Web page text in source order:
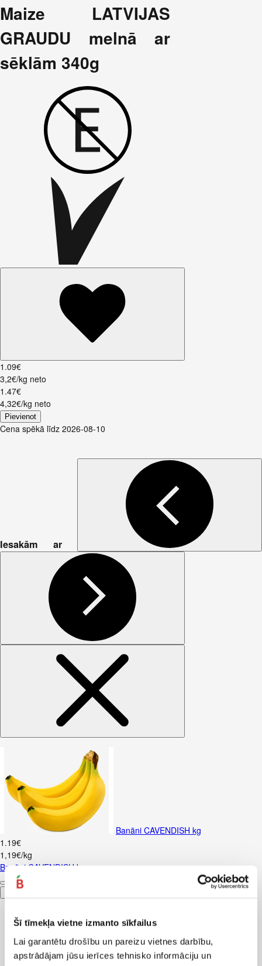
Šī tīmekļa vietne izmanto sīkfailus
Lai garantētu drošību un pareizu vietnes darbību,
apstrādājam jūsu ierīces tehnisko informāciju un
Maize LATVIJAS
GRAUDU melnā ar
sēklām 340g
1 .09€
3,2€/kg neto
1 .47€
4,32€/kg neto
Pievienot
Cena spēkā līdz 2026-08-10
Iesakām ar
Banāni CAVENDISH kg
1 .19€
1,19€/kg
Banāni CAVENDISH kg